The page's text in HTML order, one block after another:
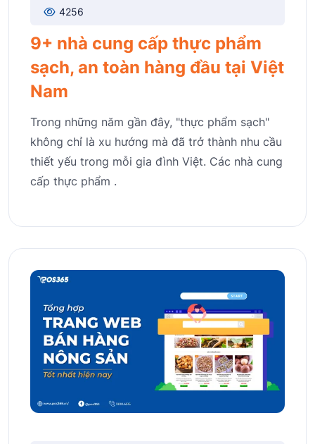
4256
9+ nhà cung cấp thực phẩm
sạch, an toàn hàng đầu tại Việt
Nam
Trong những năm gần đây, "thực phẩm sạch"
không chỉ là xu hướng mà đã trở thành nhu cầu
thiết yếu trong mỗi gia đình Việt. Các nhà cung
cấp thực phẩm .